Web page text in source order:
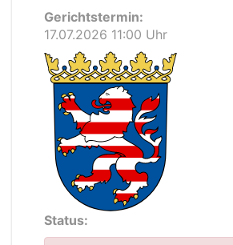
Gerichtstermin:
17.07.2026 11:00 Uhr
Status: